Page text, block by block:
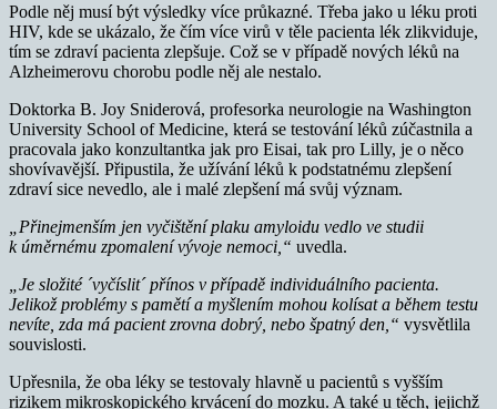
Podle něj musí být výsledky více průkazné. Třeba jako u léku proti
HIV, kde se ukázalo, že čím více virů v těle pacienta lék zlikviduje,
tím se zdraví pacienta zlepšuje. Což se v případě nových léků na
Alzheimerovu chorobu podle něj ale nestalo.
Doktorka B. Joy Sniderová, profesorka neurologie na Washington
University School of Medicine, která se testování léků zúčastnila a
pracovala jako konzultantka jak pro Eisai, tak pro Lilly, je o něco
shovívavější. Připustila, že užívání léků k podstatnému zlepšení
zdraví sice nevedlo, ale i malé zlepšení má svůj význam.
„Přinejmenším jen vyčištění plaku amyloidu vedlo ve studii
k úměrnému zpomalení vývoje nemoci,“ uvedla.
„Je složité ´vyčíslit´ přínos v případě individuálního pacienta.
Jelikož problémy s pamětí a myšlením mohou kolísat a během testu
nevíte, zda má pacient zrovna dobrý, nebo špatný den,“ vysvětlila
souvislosti.
Upřesnila, že oba léky se testovaly hlavně u pacientů s vyšším
rizikem mikroskopického krvácení do mozku. A také u těch, jejichž